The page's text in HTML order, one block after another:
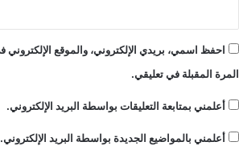
احفظ اسمي، بريدي الإلكتروني، والموقع الإلكتروني
المرة المقبلة في تعليقي.
أعلمني بمتابعة التعليقات بواسطة البريد الإلكتروني.
أعلمني بالمواضيع الجديدة بواسطة البريد الإلكتروني.